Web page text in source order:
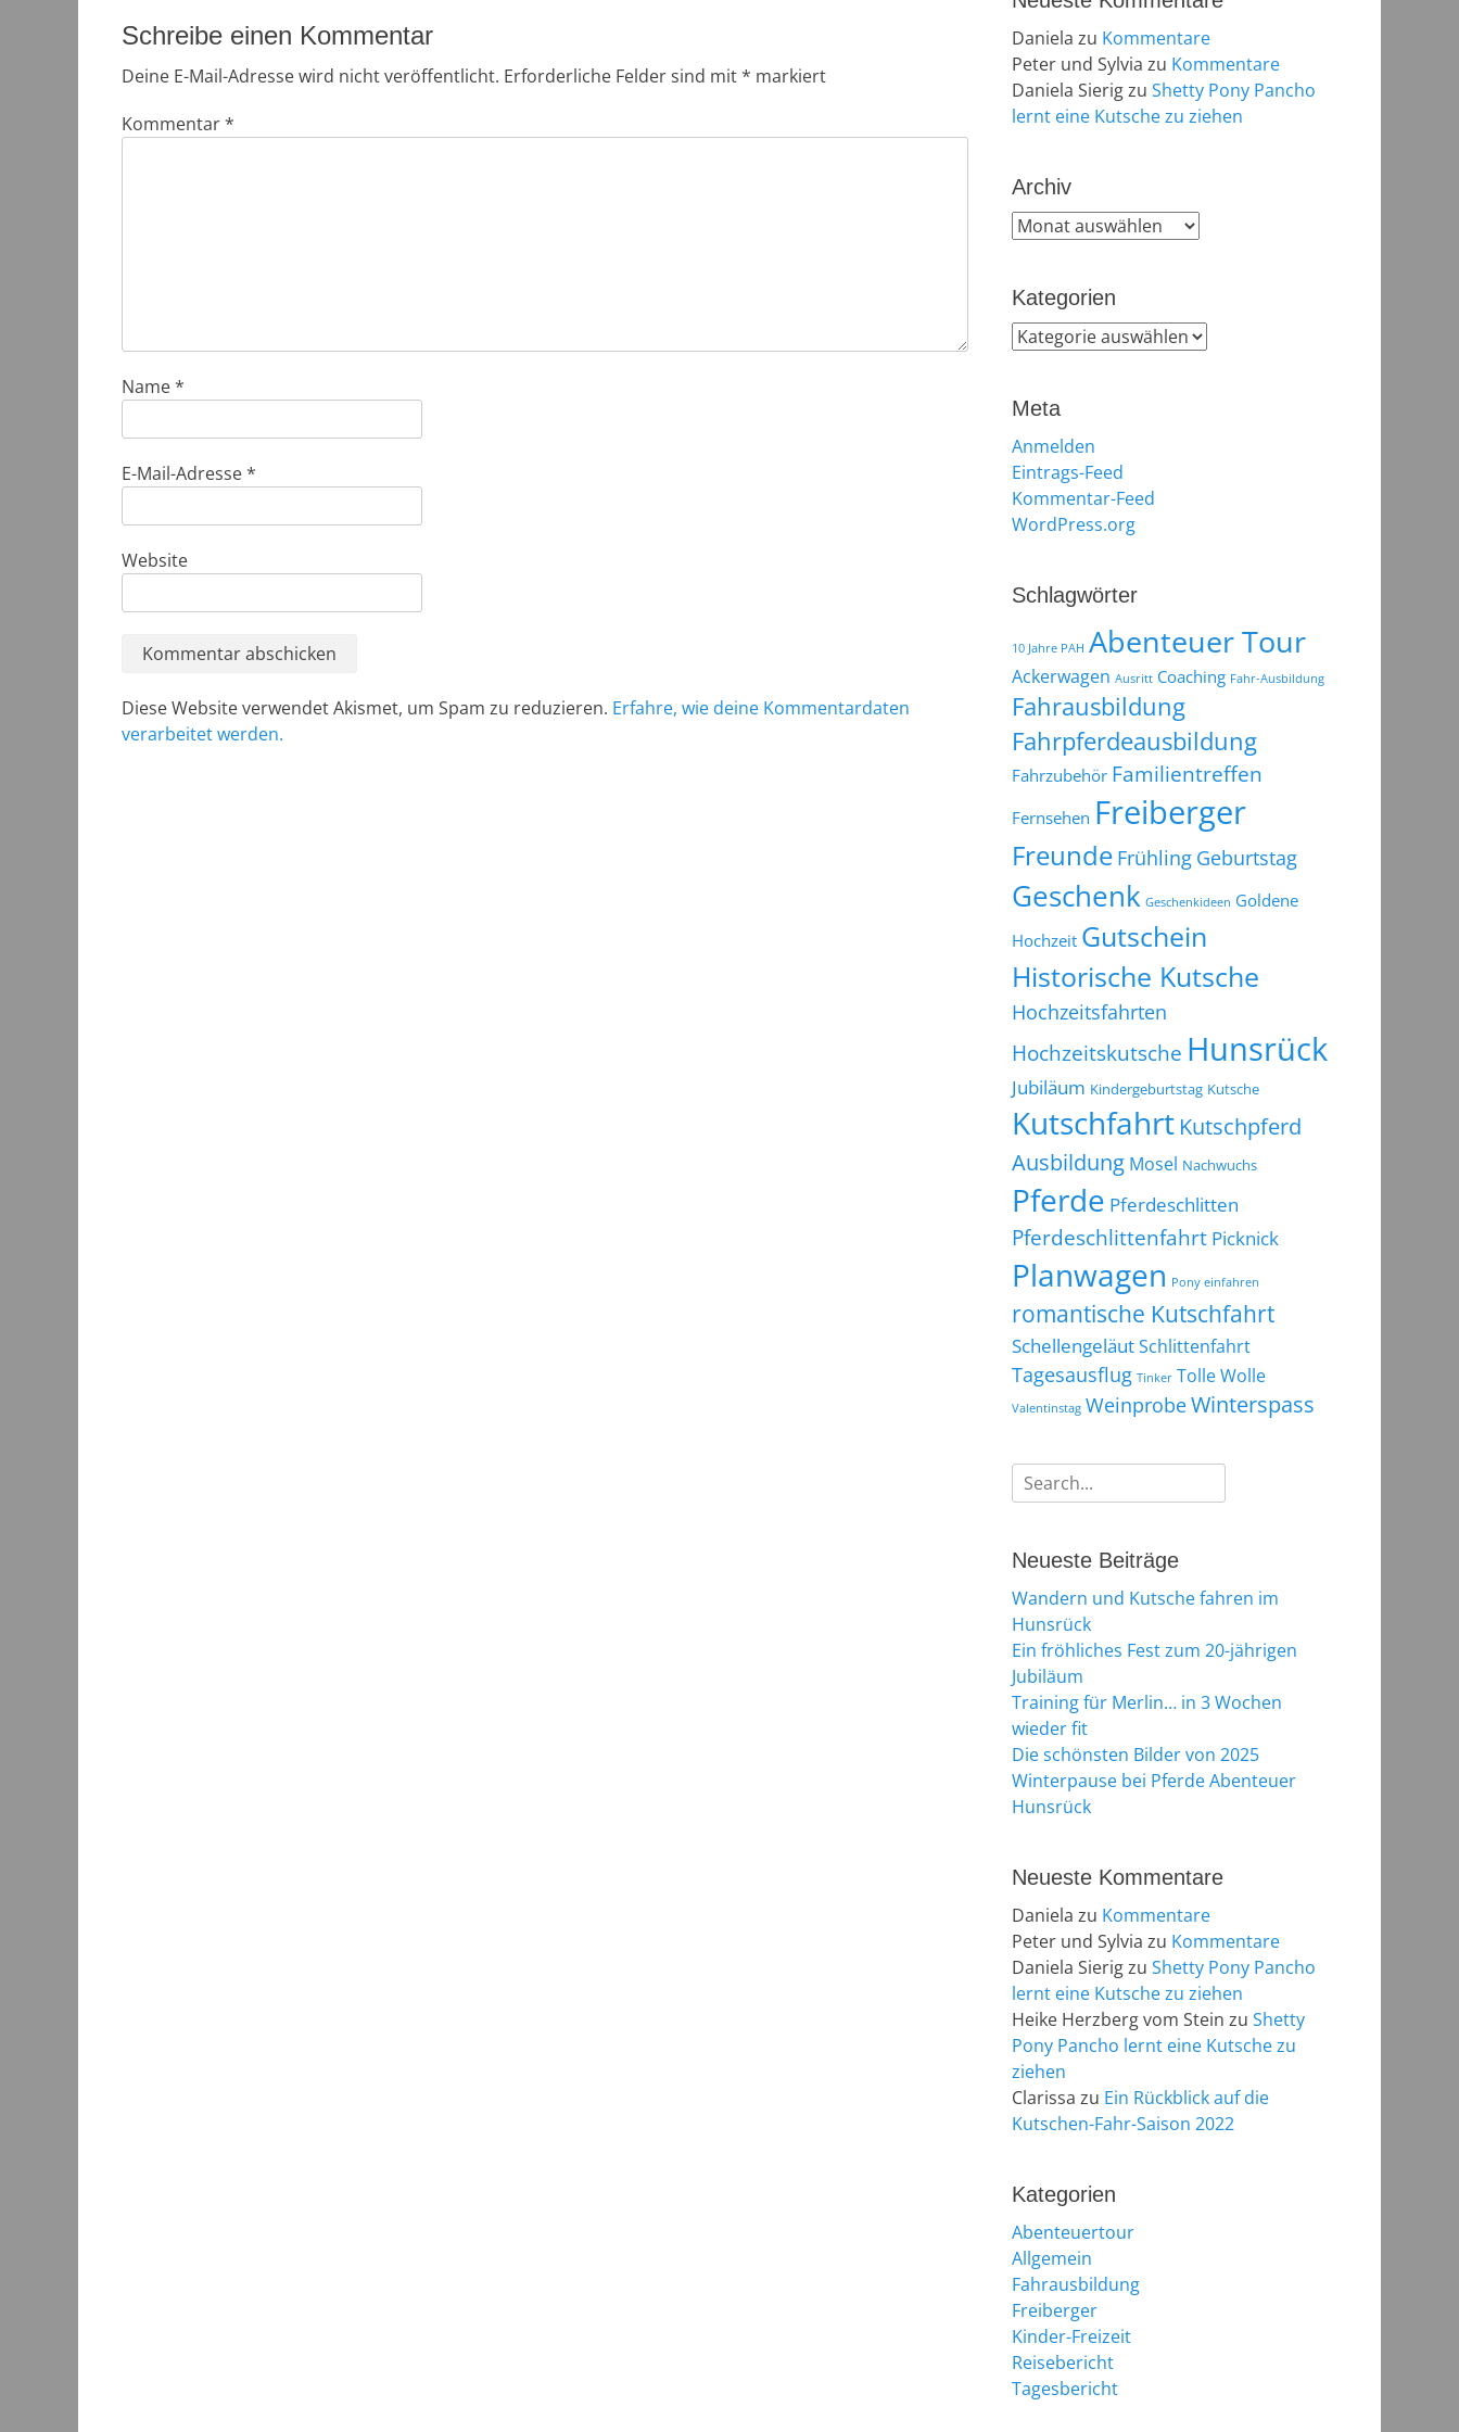
Schreibe einen Kommentar
Deine E-Mail-Adresse wird nicht veröffentlicht. Erforderliche Felder sind mit* markiert
Kommentar*
Name*
E-Mail-Adresse*
Website
Diese Website verwendet Akismet, um Spam zu reduzieren. Erfahre, wie deine Kommentardaten
verarbeitet werden.
Daniela zu Kommentare
Peter und Sylvia zu Kommentare
Daniela Sierigzu Shetty Pony Pancho
lernt eine Kutsche zu ziehen
Archiv
Archiv
Kategorien
Kategorien
Meta
Anmelden
Eintrags-Feed
Kommentar-Feed
WordPress.org
Schlagwörter
10 Jahre PAH Abenteuer Tour
Ackerwagen Ausritt Coaching Fahr-Ausbildung
Fahrausbildung
Fahrpferdeausbildung
Fahrzubehör Familientreffen
Fernsehen Freiberger
Freunde Frühling Geburtstag
Geschenk Geschenkideen Goldene
Hochzeit Gutschein
Historische Kutsche
Hochzeitsfahrten
Hochzeitskutsche Hunsrück
Jubiläum Kindergeburtstag Kutsche
Kutschfahrt Kutschpferd
Ausbildung Mosel Nachwuchs
Pferde Pferdeschlitten
Pferdeschlittenfahrt Picknick
Planwagen Pony einfahren
romantische Kutschfahrt
SchellengeläutSchlittenfahrt
Tagesausflug Tinker Tolle Wolle
Valentinstag WeinprobeWinterspass
Suchen
nach:
Neueste Beiträge
Wandern und Kutsche fahren im
Hunsrück
Ein fröhliches Fest zum 20-jährigen
Jubiläum
Training für Merlin… in 3 Wochen
wieder fit
Die schönsten Bilder von 2025
Winterpause bei Pferde Abenteuer
Hunsrück
Neueste Kommentare
Daniela zu Kommentare
Peter und Sylvia zu Kommentare
Daniela Sierigzu Shetty Pony Pancho
lernt eine Kutsche zu ziehen
Heike Herzberg vom Stein zu Shetty
Pony Pancho lernt eine Kutsche zu
ziehen
Clarissa zu Ein Rückblick auf die
Kutschen-Fahr-Saison 2022
Kategorien
Abenteuertour
Allgemein
Fahrausbildung
Freiberger
Kinder-Freizeit
Reisebericht
Tagesbericht